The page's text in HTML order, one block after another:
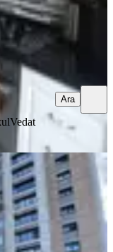
Vedat
Ara
3+1